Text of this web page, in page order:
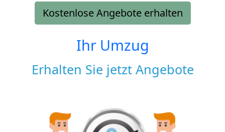
Kostenlose Angebote erhalten
Ihr Umzug
Erhalten Sie jetzt Angebote